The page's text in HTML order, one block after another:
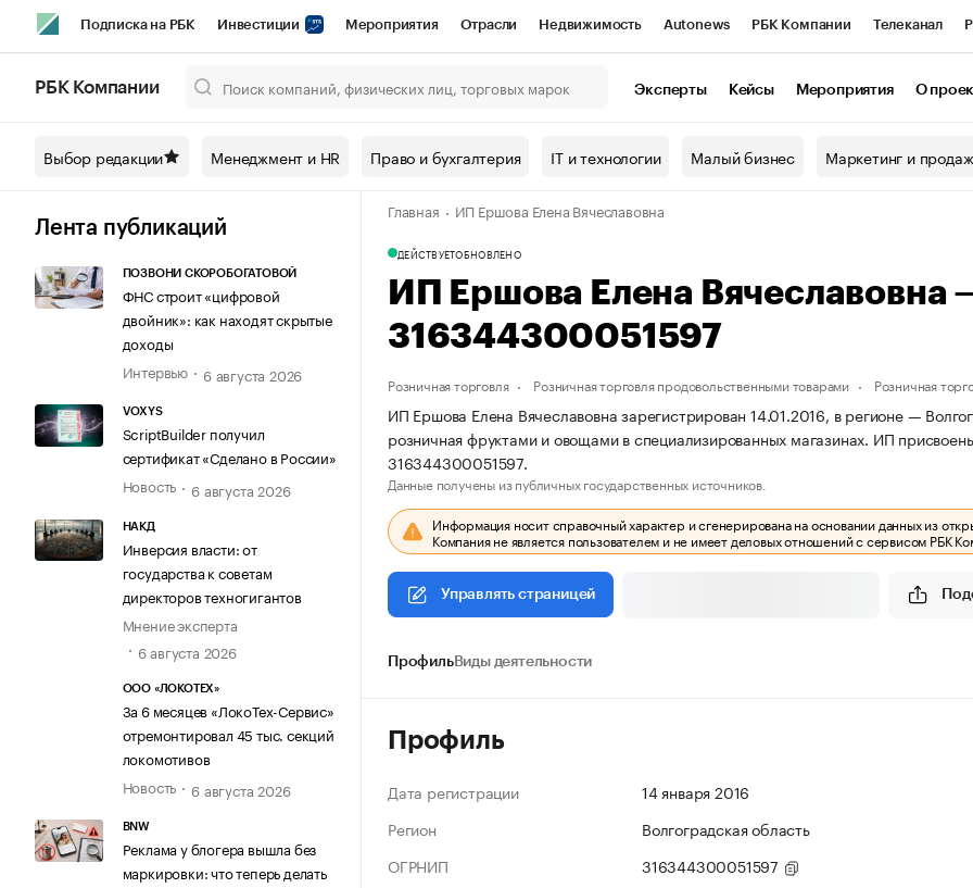
Подписка на РБК Инвестиции Мероприятия Отрасли Недвижимость Autonews РБК Компании Телеканал
Спецпроекты СПб Конференции СПб Спецпроекты Проверка контрагентов
Технологии и медиа Рынок наличной валюты
РБК Компании Эксперты Кейсы Мероприятия О
Выбор редакции Менеджмент и HR Право и бухгалтерия IT и технологии Малый бизнес Маркетинг и
Лента публикаций
ПОЗВОНИ СКОРОБОГАТОВОЙ
ФНС строит «цифровой
двойник»: как находят скрытые
доходы
Интервью
6 августа 2026
VOXYS
ScriptBuilder получил
сертификат «Сделано в России»
Новость
6 августа 2026
НАКД
Инверсия власти: от
государства к советам
директоров техногигантов
Мнение эксперта
6 августа 2026
ООО «ЛОКОТЕХ»
За 6 месяцев «ЛокоТех-Сервис»
отремонтировал 45 тыс. секций
локомотивов
Новость
6 августа 2026
BNW
Реклама у блогера вышла без
маркировки: что теперь делать
Главная ИП Ершова Елена Вячеславовна
ДЕЙСТВУЕТОБНОВЛЕНО
ИП Ершова Елена
316344300051597
Розничная торговля Розничная торговля продовольственными товарами Розничная
ИП Ершова Елена Вячеславовна зарегистрирован 14.01.2016, в регионе —
розничная фруктами и овощами в специализированных магазинах. ИП
316344300051597.
Данные получены из публичных государственных источников.
Информация носит справочный характер и сгенерирована на основании данных из
Компания не является пользователем и не имеет деловых отношений с сервисом РБК
Управлять страницей
ПрофильВиды деятельности
Профиль
Дата регистрации
14 января 2016
Регион
Волгоградская область
ОГРНИП
316344300051597